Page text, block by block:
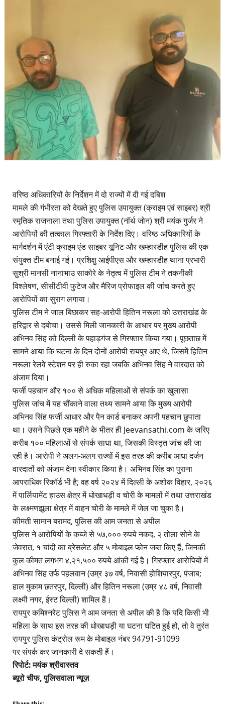
वरिष्ठ अधिकारियों के निर्देशन में दो राज्यों में दी गई दबिश
मामले की गंभीरता को देखते हुए पुलिस उपायुक्त (क्राइम एवं साइबर) श्री
स्मृतिक राजनाला तथा पुलिस उपायुक्त (नॉर्थ जोन) श्री मयंक गुर्जर ने
आरोपियों की तत्काल गिरफ्तारी के निर्देश दिए। वरिष्ठ अधिकारियों के
मार्गदर्शन में एंटी क्राइम एंड साइबर यूनिट और खम्हारडीह पुलिस की एक
संयुक्त टीम बनाई गई। प्रशिक्षु आईपीएस और खम्हारडीह थाना प्रभारी
सुश्री मानसी नानाभाउ साकोरे के नेतृत्व में पुलिस टीम ने तकनीकी
विश्लेषण, सीसीटीवी फुटेज और मैरिज प्रोफाइल की जांच करते हुए
आरोपियों का सुराग लगाया।
पुलिस टीम ने जाल बिछाकर सह-आरोपी हितिन नरूला को उत्तराखंड के
हरिद्वार से दबोचा। उससे मिली जानकारी के आधार पर मुख्य आरोपी
अभिनव सिंह को दिल्ली के पहाड़गंज से गिरफ्तार किया गया। पूछताछ में
सामने आया कि घटना के दिन दोनों आरोपी रायपुर आए थे, जिसमें हितिन
नरूला रेलवे स्टेशन पर ही रुका रहा जबकि अभिनव सिंह ने वारदात को
अंजाम दिया।
फर्जी पहचान और १०० से अधिक महिलाओं से संपर्क का खुलासा
पुलिस जांच में यह चौंकाने वाला तथ्य सामने आया कि मुख्य आरोपी
अभिनव सिंह फर्जी आधार और पैन कार्ड बनाकर अपनी पहचान छुपाता
था। उसने पिछले एक महीने के भीतर ही Jeevansathi.com के जरिए
करीब १०० महिलाओं से संपर्क साधा था, जिसकी विस्तृत जांच की जा
रही है। आरोपी ने अलग-अलग राज्यों में इस तरह की करीब आधा दर्जन
वारदातों को अंजाम देना स्वीकार किया है। अभिनव सिंह का पुराना
आपराधिक रिकॉर्ड भी है; वह वर्ष २०२४ में दिल्ली के अशोक विहार, २०२६
में पार्लियामेंट हाउस क्षेत्र में धोखाधड़ी व चोरी के मामलों में तथा उत्तराखंड
के लक्ष्मणझूला क्षेत्र में वाहन चोरी के मामले में जेल जा चुका है।
कीमती सामान बरामद, पुलिस की आम जनता से अपील
पुलिस ने आरोपियों के कब्जे से ५७,००० रुपये नकद, २ तोला सोने के
जेवरात, १ चांदी का ब्रेसलेट और ५ मोबाइल फोन जब्त किए हैं, जिनकी
कुल कीमत लगभग ४,२१,५०० रुपये आंकी गई है। गिरफ्तार आरोपियों में
अभिनव सिंह उर्फ पहलवान (उम्र ३७ वर्ष, निवासी होशियारपुर, पंजाब;
हाल मुकाम छतरपुर, दिल्ली) और हितिन नरूला (उम्र ४८ वर्ष, निवासी
लक्ष्मी नगर, ईस्ट दिल्ली) शामिल हैं।
रायपुर कमिश्नरेट पुलिस ने आम जनता से अपील की है कि यदि किसी भी
महिला के साथ इस तरह की धोखाधड़ी या घटना घटित हुई हो, तो वे तुरंत
रायपुर पुलिस कंट्रोल रूम के मोबाइल नंबर 94791-91099
पर संपर्क कर जानकारी दे सकती हैं।
रिपोर्ट: मयंक श्रीवास्तव
ब्यूरो चीफ, पुलिसवाला न्यूज़